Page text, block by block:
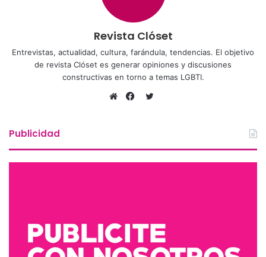
Revista Clóset
Entrevistas, actualidad, cultura, farándula, tendencias. El objetivo
de revista Clóset es generar opiniones y discusiones
constructivas en torno a temas LGBTI.
Publicidad